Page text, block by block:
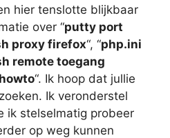
hier tenslotte blijkbaar
over “putty port
proxy firefox“, “php.ini
remote toegang
“. Ik hoop dat jullie
Ik veronderstel
ik stelselmatig probeer
op weg kunnen